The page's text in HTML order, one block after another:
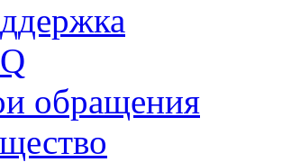
обращения